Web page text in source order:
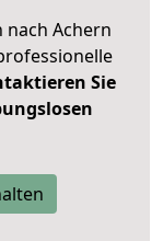
nach Achern
Sie